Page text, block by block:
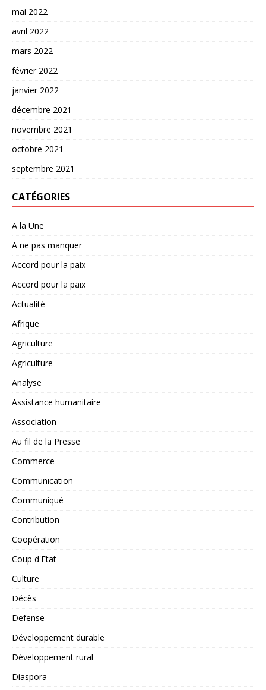
mai 2022
avril 2022
mars 2022
février 2022
janvier 2022
décembre 2021
novembre 2021
octobre 2021
septembre 2021
CATÉGORIES
A la Une
A ne pas manquer
Accord pour la paix
Accord pour la paix
Actualité
Afrique
Agriculture
Agriculture
Analyse
Assistance humanitaire
Association
Au fil de la Presse
Commerce
Communication
Communiqué
Contribution
Coopération
Coup d'Etat
Culture
Décès
Defense
Développement durable
Développement rural
Diaspora